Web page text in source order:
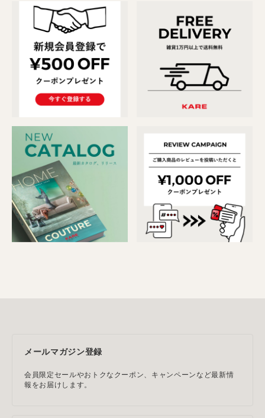
メールマガジン登録
会員限定セールやおトクなクーポン、キャンペーンなど最新情
報をお届けします。